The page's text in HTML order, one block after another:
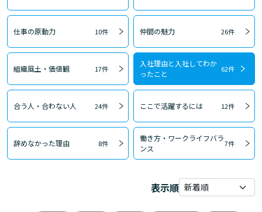
仕事の原動力 10件 仲間の魅力 26件
組織風土・価値観 17件
入社理由と入社してわか
ったこと
62件
合う人・合わない人 24件 ここで活躍するには 12件
辞めなかった理由 8件
働き方・ワークライフバラ
ンス
7件
表示順